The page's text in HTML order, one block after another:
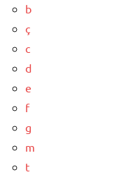
b
ç
c
d
e
f
g
m
t